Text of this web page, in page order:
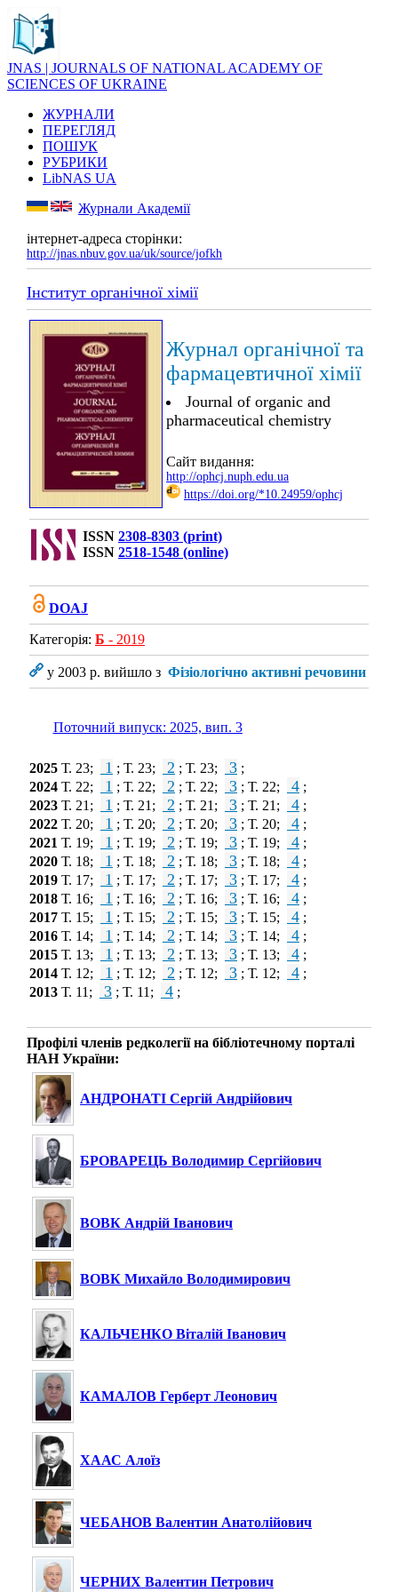
JNAS | JOURNALS OF NATIONAL ACADEMY OF
SCIENCES OF UKRAINE
ЖУРНАЛИ
ПЕРЕГЛЯД
ПОШУК
РУБРИКИ
LibNAS UA
Журнали Академії
інтернет-адреса сторінки:
http://jnas.nbuv.gov.ua/uk/source/jofkh
Інститут органічної хімії
Журнал органічної та
фармацевтичної хімії
Journal of organic and
pharmaceutical chemistry
Сайт видання:
http://ophcj.nuph.edu.ua
https://doi.org/*10.24959/ophcj
ISSN 2308-8303 (print)
ISSN 2518-1548 (online)
DOAJ
Категорія: Б - 2019
у 2003 р. вийшло з Фізіологічно активні речовини
Поточний випуск: 2025, вип. 3
2025 Т. 23; 1 ; Т. 23; 2 ; Т. 23; 3 ;
2024 Т. 22; 1 ; Т. 22; 2 ; Т. 22; 3 ; Т. 22; 4 ;
2023 Т. 21; 1 ; Т. 21; 2 ; Т. 21; 3 ; Т. 21; 4 ;
2022 Т. 20; 1 ; Т. 20; 2 ; Т. 20; 3 ; Т. 20; 4 ;
2021 Т. 19; 1 ; Т. 19; 2 ; Т. 19; 3 ; Т. 19; 4 ;
2020 Т. 18; 1 ; Т. 18; 2 ; Т. 18; 3 ; Т. 18; 4 ;
2019 Т. 17; 1 ; Т. 17; 2 ; Т. 17; 3 ; Т. 17; 4 ;
2018 Т. 16; 1 ; Т. 16; 2 ; Т. 16; 3 ; Т. 16; 4 ;
2017 Т. 15; 1 ; Т. 15; 2 ; Т. 15; 3 ; Т. 15; 4 ;
2016 Т. 14; 1 ; Т. 14; 2 ; Т. 14; 3 ; Т. 14; 4 ;
2015 Т. 13; 1 ; Т. 13; 2 ; Т. 13; 3 ; Т. 13; 4 ;
2014 Т. 12; 1 ; Т. 12; 2 ; Т. 12; 3 ; Т. 12; 4 ;
2013 Т. 11; 3 ; Т. 11; 4 ;
Профілі членів редколегії на бібліотечному порталі
НАН України:
АНДРОНАТІ Сергій Андрійович
БРОВАРЕЦЬ Володимир Сергійович
ВОВК Андрій Іванович
ВОВК Михайло Володимирович
КАЛЬЧЕНКО Віталій Іванович
КАМАЛОВ Герберт Леонович
ХААС Алоїз
ЧЕБАНОВ Валентин Анатолійович
ЧЕРНИХ Валентин Петрович